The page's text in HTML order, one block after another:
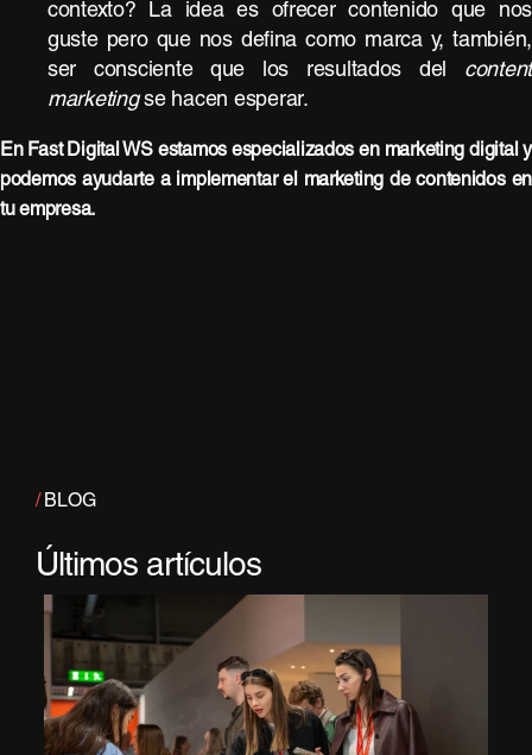
contexto? La idea es ofrecer contenido que nos
guste pero que nos defina como marca y, también,
ser consciente que los resultados del content
marketingse hacen esperar.
En Fast Digital WS estamos especializados en marketing digital y
podemos ayudarte a implementar el marketing de contenidos en
tu empresa.
/BLOG
Últimos artículos